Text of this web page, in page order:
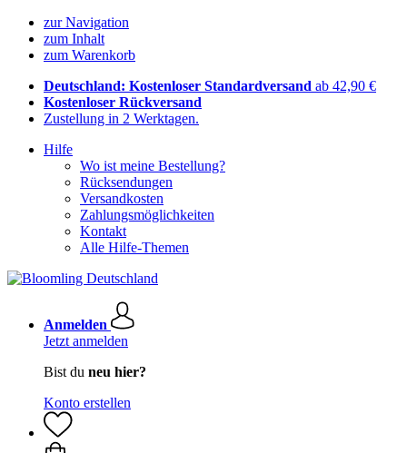
zur Navigation
zum Inhalt
zum Warenkorb
Deutschland: Kostenloser Standardversand ab 42,90 €
Kostenloser Rückversand
Zustellung in 2 Werktagen.
Hilfe
Wo ist meine Bestellung?
Rücksendungen
Versandkosten
Zahlungsmöglichkeiten
Kontakt
Alle Hilfe-Themen
Anmelden
Jetzt anmelden
Bist du neu hier?
Konto erstellen